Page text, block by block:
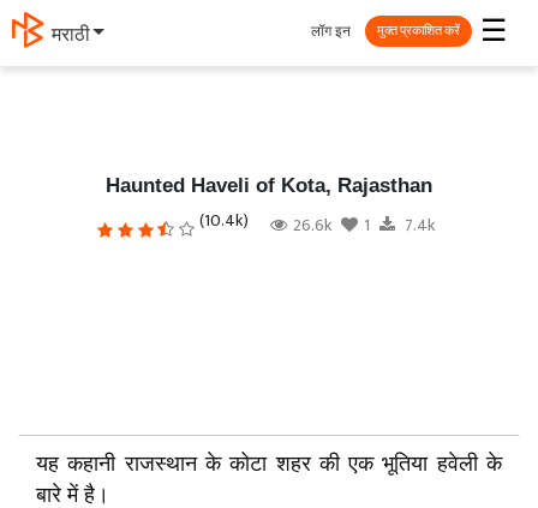
मराठी ☰
लॉग इन मुक्त प्रकाशित करें
Haunted Haveli of Kota, Rajasthan
(10.4k) 26.6k 1 7.4k
यह कहानीराजस्थान के कोटा शहर की एक भूतिया हवेलीके
बारे में है।